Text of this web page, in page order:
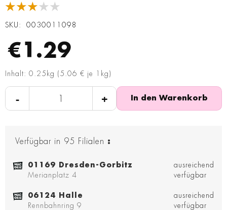
★★★★★
SKU 0030011098
€1.29
Inhalt: 0.25kg (5.06 € je 1kg)
- + In den Warenkorb
Verfügbar in 95 Filialen :
01169 Dresden-Gorbitz
Merianplatz 4
ausreichend
verfügbar
06124 Halle
Rennbahnring 9
ausreichend
verfügbar
Bildgalerie